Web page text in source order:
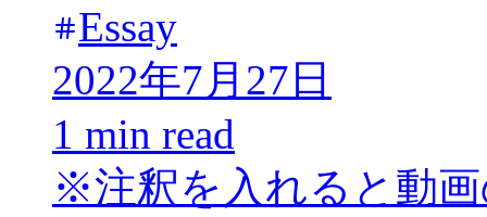
Essay
2022年7月27日
1 min read
※注釈を入れると動